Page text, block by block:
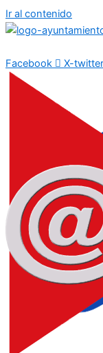
Ir al contenido
Facebook X-twitter